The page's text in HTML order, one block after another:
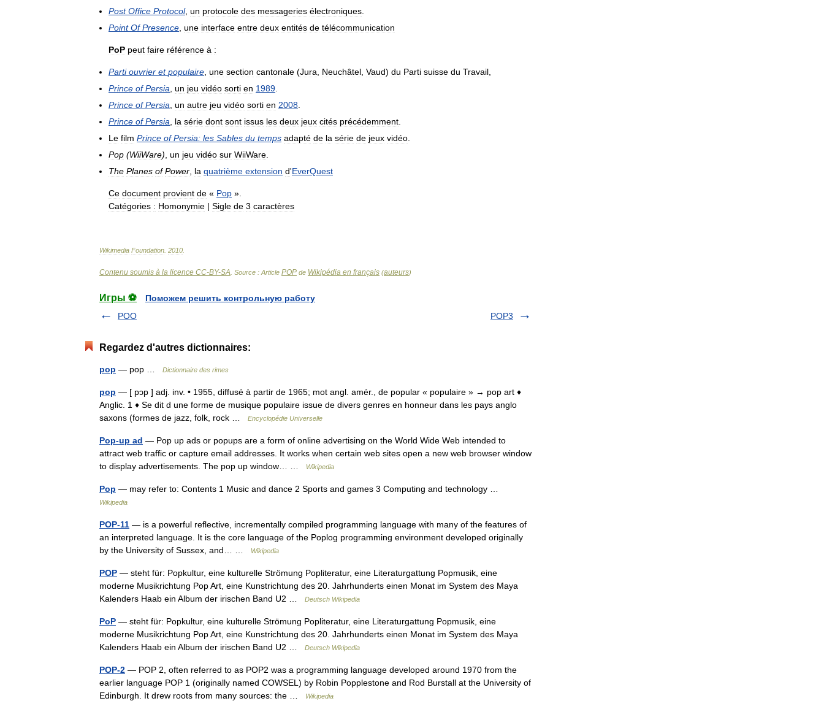
Post Office Protocol, un protocole des messageries électroniques
Point Of Presence une interface entre deux entités de télécommunication
PoP peut faire référence à :
Parti ouvrier et populaire une section cantonale (Jura Neuchâtel Vaud) du Parti suisse du Travail
Prince of Persia un jeu vidéo sorti en 1989
Prince of Persia un autre jeu vidéo sorti en 2008
Prince of Persia la série dont sont issus les deux jeux cités précédemment
Le film Prince of Persia: les Sables du temps adapté de la série de jeux vidéo
Pop (WiiWare) un jeu vidéo sur WiiWare
The Planes of Power la quatrième extension d'EverQuest
Ce document provient de « Pop ».
Catégories : Homonymie | Sigle de 3 caractères
Wikimedia Foundation 2010
Contenu soumis à la licence CC-BY-SA . Source : Article POP de Wikipédia en français (auteurs)
Игры ⚽
Поможем решить контрольную работу
POO
POP3
Regardez d'autres dictionnaires:
pop — pop … Dictionnaire des rimes
pop — [ pɔp ] adj. inv. • 1955, diffusé à partir de 1965; mot angl. amér., de popular « populaire » → pop art ♦
Anglic. 1 ♦ Se dit d une forme de musique populaire issue de divers genres en honneur dans les pays anglo
saxons (formes de jazz, folk, rock …
Encyclopédie Universelle
Pop-up ad — Pop up ads or popups are a form of online advertising on the World Wide Web intended to
attract web traffic or capture email addresses. It works when certain web sites open a new web browser window
to display advertisements. The pop up window… …
Wikipedia
Pop — may refer to: Contents 1 Music and dance 2 Sports and games 3 Computing and technology …
Wikipedia
POP-11 — is a powerful reflective, incrementally compiled programming language with many of the features of
an interpreted language. It is the core language of the Poplog programming environment developed originally
by the University of Sussex, and… …
Wikipedia
POP — steht für: Popkultur, eine kulturelle Strömung Popliteratur, eine Literaturgattung Popmusik, eine
moderne Musikrichtung Pop Art, eine Kunstrichtung des 20. Jahrhunderts einen Monat im System des Maya
Kalenders Haab ein Album der irischen Band U2 …
Deutsch Wikipedia
PoP — steht für: Popkultur, eine kulturelle Strömung Popliteratur, eine Literaturgattung Popmusik, eine
moderne Musikrichtung Pop Art, eine Kunstrichtung des 20. Jahrhunderts einen Monat im System des Maya
Kalenders Haab ein Album der irischen Band U2 …
Deutsch Wikipedia
POP-2 — POP 2, often referred to as POP2 was a programming language developed around 1970 from the
earlier language POP 1 (originally named COWSEL) by Robin Popplestone and Rod Burstall at the University of
Edinburgh. It drew roots from many sources: the …
Wikipedia